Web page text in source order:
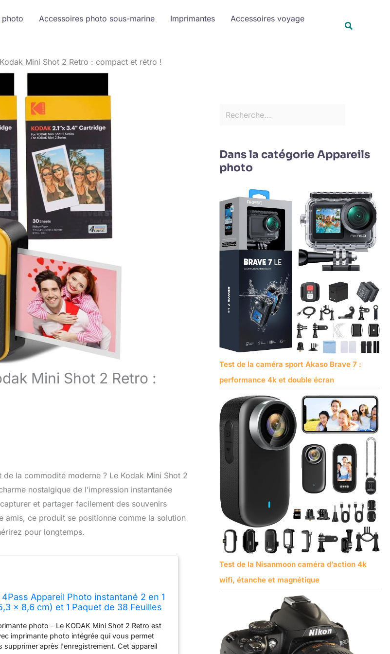
photo Accessoires photo sous-marine Imprimantes
Accessoires voyage
Mini Shot 2 Retro : compact et rétro !
Mini Shot 2 Retro :
la commodité moderne ? Le Kodak Mini Shot 2
nostalgique de l’impression instantanée
et partager facilement des souvenirs
amis, ce produit se positionne comme la solution
pour longtemps.
Appareil Photo instantané 2 en 1
x 8,6 cm) et 1 Paquet de 38 Feuilles
photo - Le KODAK Mini Shot 2 Retro est
imprimante photo intégrée qui vous permet
après l'enregistrement. Cet appareil
r
Dans la catégorie Appareils
photo
Test de la caméra sport Akaso Brave 7 :
performance 4k et double écran
Test de la Nisanmoon caméra d’action 4k
wifi, étanche et magnétique